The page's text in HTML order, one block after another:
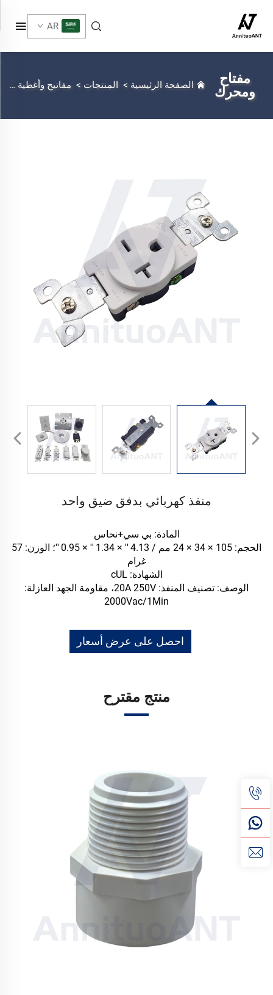
AR
مفتاح
ومحرك
الصفحة الرئيسية > المنتجات > مفاتيح وأغطية
منفذ كهربائي بدفق ضيق واحد
المادة: بي سي+نحاس
الحجم: 105 × 34 × 24 مم / 4.13 '' × 1.34 '' × 0.95 ''؛ الوزن: 57
غرام
الشهادة: cUL
الوصف: تصنيف المنفذ: 20A 250V، مقاومة الجهد العازلة:
2000Vac/1Min
احصل على عرض أسعار
منتج مقترح